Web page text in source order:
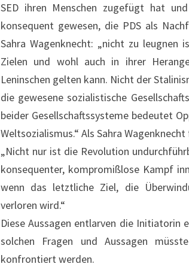
SED ihren Menschen zugefügt hat
konsequent gewesen, die PDS als
Sahra Wagenknecht: „nicht zu
Zielen und wohl auch in ihrer
Leninschen gelten kann. Nicht der
die gewesene sozialistische
beider Gesellschaftssysteme bedeutet
Weltsozialismus.“ Als Sahra
„Nicht nur ist die Revolution
konsequenter, kompromißlose Kampf
wenn das letztliche Ziel, die
verloren wird.“
Diese Aussagen entlarven die Initiatorin
solchen Fragen und Aussagen
konfrontiert werden.